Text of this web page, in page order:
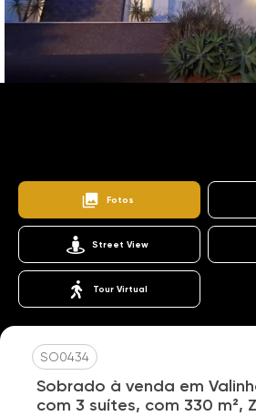
Fotos
Street View
Tour Virtual
SO0434
Sobrado à venda em
com 3 suítes, com 330 m²,